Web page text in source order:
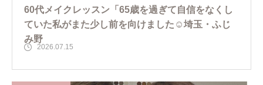
60代メイクレッスン「65歳を過ぎて自信をなくし
ていた私がまた少し前を向けました☺️埼玉・ふじ
み野
2026.07.15